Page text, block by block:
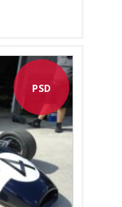
PSD